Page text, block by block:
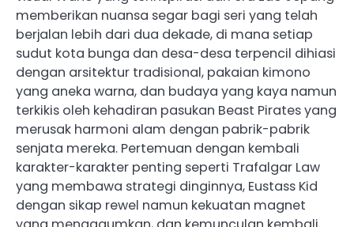
memberikan nuansa segar bagi seri yang telah
berjalan lebih dari dua dekade, di mana setiap
sudut kota bunga dan desa-desa terpencil dihiasi
dengan arsitektur tradisional, pakaian kimono
yang aneka warna, dan budaya yang kaya namun
terkikis oleh kehadiran pasukan Beast Pirates yang
merusak harmoni alam dengan pabrik-pabrik
senjata mereka. Pertemuan dengan kembali
karakter-karakter penting seperti Trafalgar Law
yang membawa strategi dinginnya, Eustass Kid
dengan sikap rewel namun kekuatan magnet